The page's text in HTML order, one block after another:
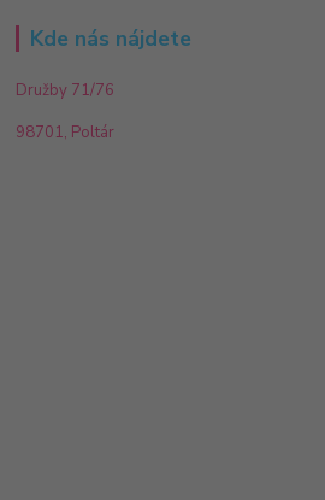
Kde nás nájdete
Družby 71/76
98701, Poltár